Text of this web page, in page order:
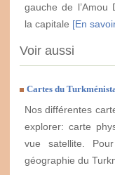
gauche de l’Amou
la capitale [En
Voir aussi
Cartes du
Nos différentes
explorer: carte
vue satellite.
géographie du